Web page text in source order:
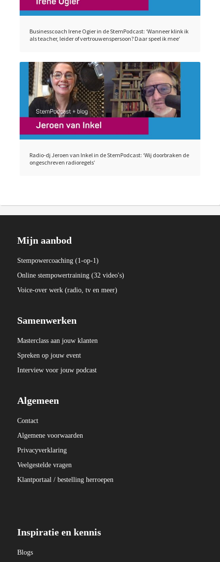
Businesscoach Irene Ogier in de StemPodcast: ‘Wanneer klink ik
als teacher, leider of vertrouwenspersoon? Daar speel ik mee’
Radio-dj Jeroen van Inkel in de StemPodcast: ‘Wij doorbraken de
ongeschreven radioregels’
Mijn aanbod
Stempowercoaching (1-op-1)
Online stempowertraining (32 video's)
Voice-over werk (radio, tv en meer)
Samenwerken
Masterclass aan jouw klanten
Spreken op jouw event
Interview voor jouw podcast
Algemeen
Contact
Algemene voorwaarden
Privacyverklaring
Veelgestelde vragen
Klantportaal / bestelling herroepen
Inspiratie en kennis
Blogs